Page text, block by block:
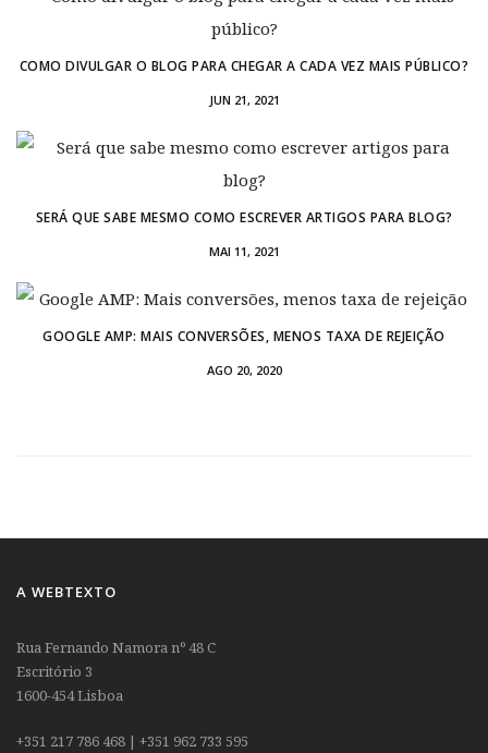
COMO DIVULGAR O BLOG PARA CHEGAR A CADA VEZ MAIS PÚBLICO?
JUN 21, 2021
SERÁ QUE SABE MESMO COMO ESCREVER ARTIGOS PARA BLOG?
MAI 11, 2021
GOOGLE AMP: MAIS CONVERSÕES, MENOS TAXA DE REJEIÇÃO
AGO 20, 2020
A WEBTEXTO
Rua Fernando Namora nº 48 C
Escritório 3
1600-454 Lisboa
+351 217 786 468 | +351 962 733 595